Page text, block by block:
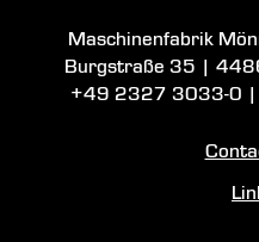
Maschinenfabrik
Burgstraße 35
+49 2327 3033-0